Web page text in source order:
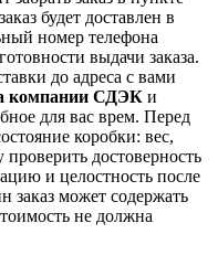
будет доставлен в
номер телефона
выдачи заказа.
до адреса с вами
компании СДЭК и
для вас врем. Перед
коробки: вес,
проверить достоверность
и целостность после
заказ может содержать
не должна